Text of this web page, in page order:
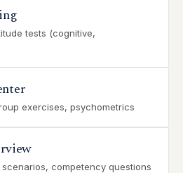
tests (cognitive,
exercises, psychometrics
scenarios, competency questions